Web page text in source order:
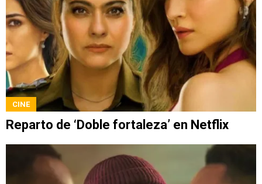
CINE
Reparto de ‘Doble fortaleza’ en Netflix